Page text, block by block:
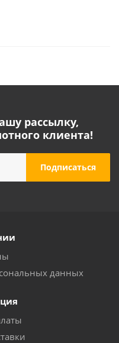
рассылку,
клиента!
данных